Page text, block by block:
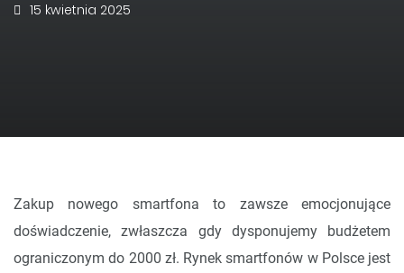
15 kwietnia 2025
Zakup nowego smartfona to zawsze emocjonujące
doświadczenie, zwłaszcza gdy dysponujemy budżetem
ograniczonym do 2000 zł. Rynek smartfonów w Polsce jest